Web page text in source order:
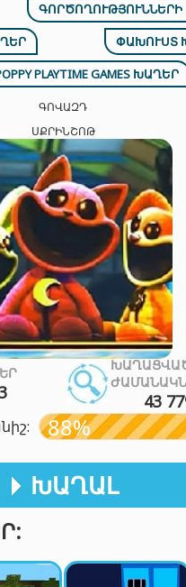
ՓԱԽՈՒՍՏ
PLAYTIME GAMES ԽԱՂԵՐ
ԳՈՎԱԶԴ
ՍՔՐԻՆՇՈԹ
43
88%
ԽԱՂԱԼ